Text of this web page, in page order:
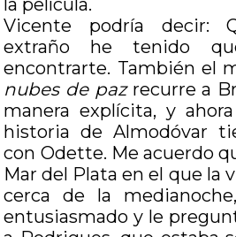
la película.
Vicente podría decir:
extraño he tenido
encontrarte. También el
nubes de pazrecurre a
manera explícita, y
historia de Almodóvar
con Odette. Me acuerdo
Mar del Plata en el que la
cerca de la
entusiasmado y le